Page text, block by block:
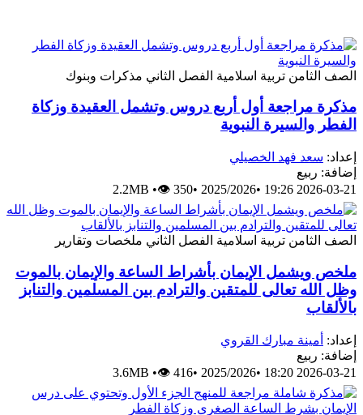
الصف الثامن تربية اسلامية الفصل الثاني مذكرات وبنوك
مذكرة مراجعة أول أربع دروس وتشمل العقيدة وزكاة
الفطر والسيرة النبوية
إعداد: سعد فهد الخصيلي
إضافة: ربيع
2026-03-21 19:26
•
2025/2026
•
2.2MB •👁 350
الصف الثامن تربية اسلامية الفصل الثاني ملخصات وتقارير
ملخص ويشمل الإيمان بأشراط الساعة والإيمان بالموت
وظل الله تعالى للمتقين والترادم بين المسلمين والتنابز
بالألقاب
إعداد: أمينة مبارك القروي
إضافة: ربيع
2026-03-21 18:20
•
2025/2026
•
3.6MB •👁 416